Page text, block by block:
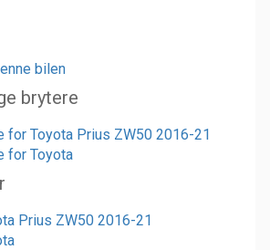
bilen
brytere
for Toyota Prius ZW50 2016-21
for Toyota
Prius ZW50 2016-21